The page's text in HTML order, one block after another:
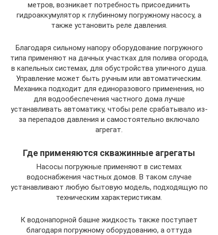
метров, возникает потребность присоединить
гидроаккумулятор к глубинному погружному насосу, а
также установить реле давления.
Благодаря сильному напору оборудование погружного
типа применяют на дачных участках для полива огорода,
в капельных системах, для обустройства уличного душа.
Управление может быть ручным или автоматическим.
Механика подходит для единоразового применения, но
для водообеспечения частного дома лучше
устанавливать автоматику, чтобы реле срабатывало из-
за перепадов давления и самостоятельно включало
агрегат.
Где применяются скважинные агрегаты
Насосы погружные применяют в системах
водоснабжения частных домов. В таком случае
устанавливают любую бытовую модель, подходящую по
техническим характеристикам.
К водонапорной башне жидкость также поступает
благодаря погружному оборудованию, а оттуда